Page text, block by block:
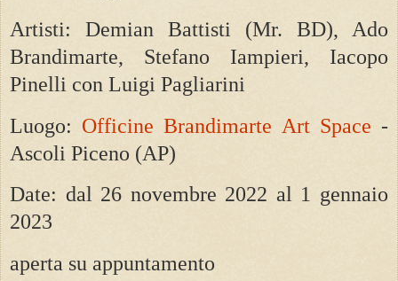
Artisti: Demian Battisti (Mr. BD), Ado
Brandimarte, Stefano Iampieri, Iacopo
Pinelli con Luigi Pagliarini
Luogo: Officine Brandimarte Art Space -
Ascoli Piceno (AP)
Date: dal 26 novembre 2022 al 1 gennaio
2023
aperta su appuntamento